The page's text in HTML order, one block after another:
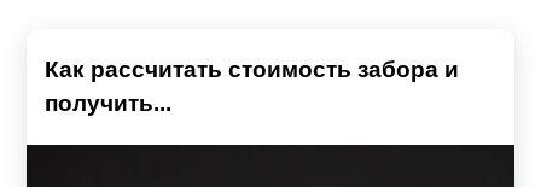
Как рассчитать стоимость забора и
получить...